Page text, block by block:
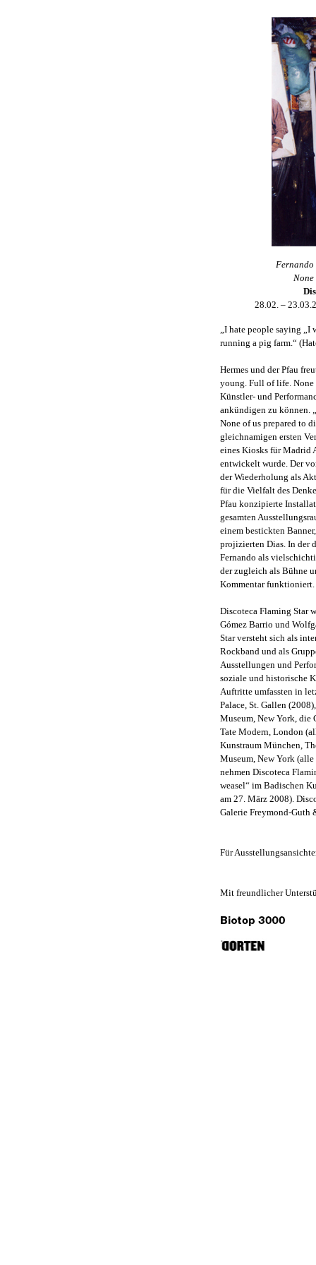
Fernando
None
28.02. –
„I hate people saying „I
running a pig farm.“
Hermes und der Pfau
young. Full of life. None
Künstler- und
ankündigen zu können.
None of us prepared to
gleichnamigen ersten
eines Kiosks für Madrid
entwickelt wurde. Der
der Wiederholung als
für die Vielfalt des
Pfau konzipierte
gesamten
einem bestickten
projizierten Dias. In der
Fernando als
der zugleich als Bühne
Kommentar funktioniert.
Discoteca Flaming Star
Gómez Barrio und
Star versteht sich als
Rockband und als
Ausstellungen und
soziale und historische
Auftritte umfassten in
Palace, St. Gallen
Museum, New York, die
Tate Modern, London
Kunstraum München,
Museum, New York
nehmen Discoteca
weasel“ im Badischen
am 27. März 2008).
Galerie Freymond-Guth
Für
Mit freundlicher